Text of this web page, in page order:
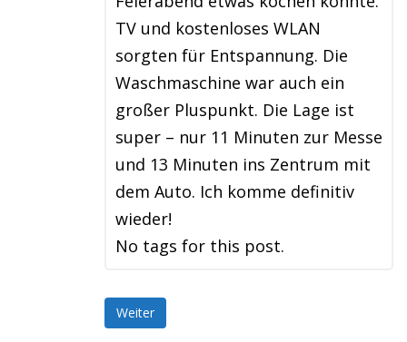
TV und kostenloses WLAN
sorgten für Entspannung. Die
Waschmaschine war auch ein
großer Pluspunkt. Die Lage ist
super – nur 11 Minuten zur Messe
und 13 Minuten ins Zentrum mit
dem Auto. Ich komme definitiv
wieder!
No tags for this post.
Weiter